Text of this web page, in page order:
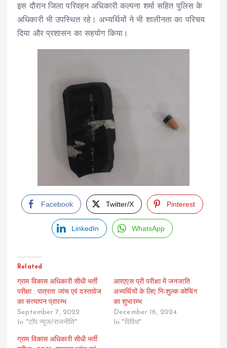
इस दौरान जिला परिवहन अधिकारी कल्पना शर्मा सहित पुलिस के
अधिकारी भी उपस्थित रहे। अभ्यर्थियों ने भी शालीनता का परिचय
दिया और प्रशासन का सहयोग किया।
Facebook Twitter/X Pinterest
LinkedIn WhatsApp
Related
ग्राम विकास अधिकारी सीधी भर्ती
परीक्षा : पात्रता जांच एवं दस्तावेज
का सत्यापन प्रारम्भ
September 7, 2022
In "टॉप न्यूज/राजनीति"
आरएएस प्री परीक्षा में जनजाति
अभ्यर्थियों के लिए निःशुल्क कोचिंग
का शुभारम्भ
December 16, 2024
In "विविध"
ग्राम विकास अधिकारी सीधी भर्ती